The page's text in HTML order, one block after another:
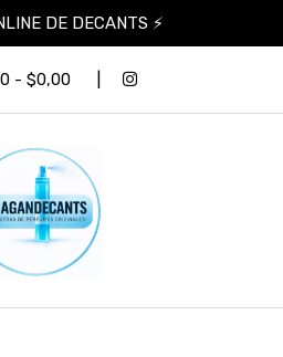
DE DECANTS ⚡
0 - $0,00